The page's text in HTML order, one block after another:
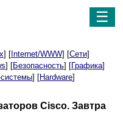
☰
] [Internet/WWW] [Сети]
] [Безопасность] [Графика]
системы] [Hardware]
Cisco. Завтра